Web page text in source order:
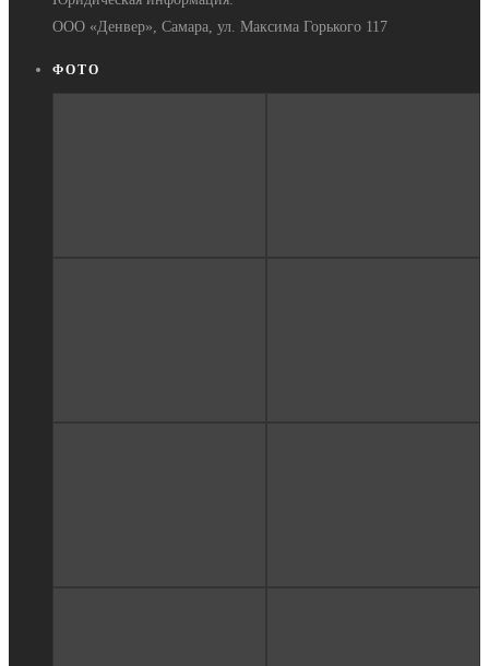
ООО «Денвер», Самара, ул. Максима Горького 117
ФОТО